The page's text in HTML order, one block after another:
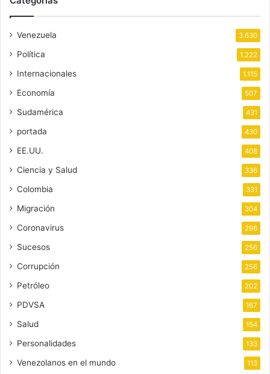
Venezuela 3.630
Política 1.222
Internacionales 1.115
Economía 507
Sudamérica 431
portada 430
EE.UU. 408
Ciencia y Salud 336
Colombia 331
Migración 304
Coronavirus 296
Sucesos 256
Corrupción 256
Petróleo 202
PDVSA 167
Salud 154
Personalidades 133
Venezolanos en el mundo 113